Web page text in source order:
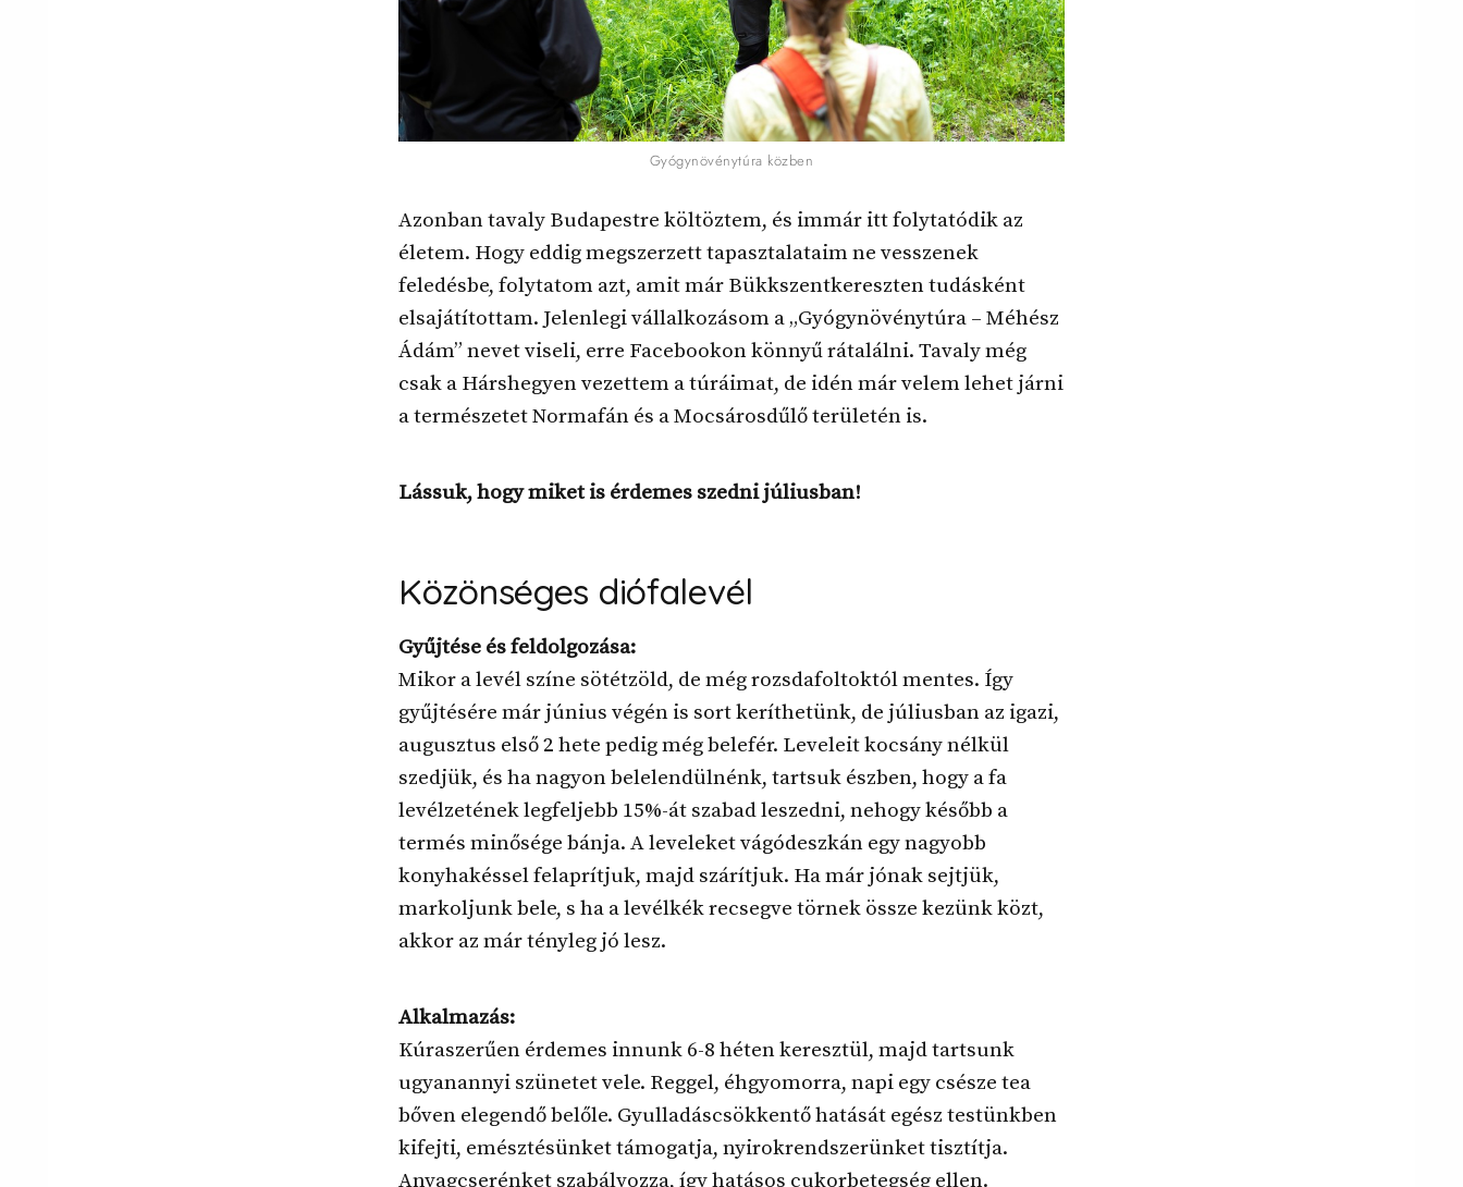
Gyógynövénytúra közben
Azonban tavaly Budapestre költöztem, és immár itt folytatódik az
életem. Hogy eddig megszerzett tapasztalataim ne vesszenek
feledésbe, folytatom azt, amit már Bükkszentkereszten tudásként
elsajátítottam. Jelenlegi vállalkozásom a „Gyógynövénytúra – Méhész
Ádám” nevet viseli, erre Facebookon könnyű rátalálni. Tavaly még
csak a Hárshegyen vezettem a túráimat, de idén már velem lehet járni
a természetet Normafán és a Mocsárosdűlő területén is.
Lássuk, hogy miket is érdemes szedni júliusban!
Közönséges diófalevél
Gyűjtése és feldolgozása:
Mikor a levél színe sötétzöld, de még rozsdafoltoktól mentes. Így
gyűjtésére már június végén is sort keríthetünk, de júliusban az igazi,
augusztus első 2 hete pedig még belefér. Leveleit kocsány nélkül
szedjük, és ha nagyon belelendülnénk, tartsuk észben, hogy a fa
levélzetének legfeljebb 15%-át szabad leszedni, nehogy később a
termés minősége bánja. A leveleket vágódeszkán egy nagyobb
konyhakéssel felaprítjuk, majd szárítjuk. Ha már jónak sejtjük,
markoljunk bele, s ha a levélkék recsegve törnek össze kezünk közt,
akkor az már tényleg jó lesz.
Alkalmazás:
Kúraszerűen érdemes innunk 6-8 héten keresztül, majd tartsunk
ugyanannyi szünetet vele. Reggel, éhgyomorra, napi egy csésze tea
bőven elegendő belőle. Gyulladáscsökkentő hatását egész testünkben
kifejti, emésztésünket támogatja, nyirokrendszerünket tisztítja.
Anyagcserénket szabályozza, így hatásos cukorbetegség ellen.